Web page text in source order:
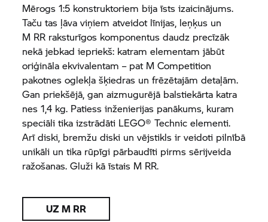
Mērogs 1:5 konstruktoriem bija īsts izaicinājums.
Taču tas ļāva viņiem atveidot līnijas, leņķus un
M RR raksturīgos komponentus daudz precīzāk
nekā jebkad iepriekš: katram elementam jābūt
oriģināla ekvivalentam – pat M Competition
pakotnes oglekļa šķiedras un frēzētajām detaļām.
Gan priekšējā, gan aizmugurējā balstiekārta katra
nes 1,4 kg. Patiess inženierijas panākums, kuram
speciāli tika izstrādāti LEGO® Technic elementi.
Arī diski, bremžu diski un vējstikls ir veidoti pilnībā
unikāli un tika rūpīgi pārbaudīti pirms sērijveida
ražošanas. Gluži kā īstais M RR.
UZM RR